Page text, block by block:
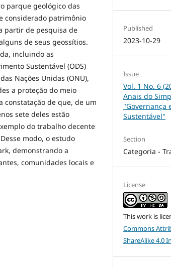
parque geológico das
considerado patrimônio
partir de pesquisa de
de seus geossítios.
incluindo as
Sustentável (ODS)
Nações Unidas (ONU),
a proteção do meio
constatação de que, de um
sete deles estão
do trabalho decente
modo, o estudo
demonstrando a
comunidades locais e
Published
2023-10-29
Issue
Vol. 1 No. 6
Anais do
"Governança
Sustentável"
Section
Categoria -
License
This work is
Commons
ShareAlike 4.0